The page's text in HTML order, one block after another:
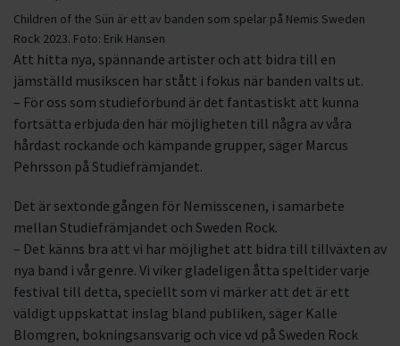
Children of the Sün är ett av banden som spelar på Nemis Sweden
Rock 2023. Foto: Erik Hansen
Att hitta nya, spännande artister och att bidra till en
jämställd musikscen har stått i fokus när banden valts ut.
– För oss som studieförbund är det fantastiskt att kunna
fortsätta erbjuda den här möjligheten till några av våra
hårdast rockande och kämpande grupper, säger Marcus
Pehrsson på Studiefrämjandet.
Det är sextonde gången för Nemisscenen, i samarbete
mellan Studiefrämjandet och Sweden Rock.
– Det känns bra att vi har möjlighet att bidra till tillväxten av
nya band i vår genre. Vi viker gladeligen åtta speltider varje
festival till detta, speciellt som vi märker att det är ett
väldigt uppskattat inslag bland publiken, säger Kalle
Blomgren, bokningsansvarig och vice vd på Sweden Rock